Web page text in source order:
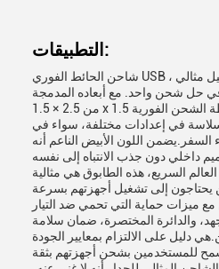
التطبيقات:
شاحن الحائط الفوري USB ، يزن 2.4 أوقية فقط ، هو تمثيل مثالي
حل شحن واحد. مع أبعاده المدمجة
من 2.5 × 1.5 x 1.5 بوصة، فإنه يجسد محطة الشحن الفورية
بسلاسة في إعدادات مختلفة، سواء في
السفر.يضمن اللون الأبيض الناعم أنه
السريع، هذه الطابوق هي مثالية
يحتاجون إلى تشغيل أجهزتهم بسرعة
ميزات حماية التي تحمي ضد التيار
والدائرة المختصرة، ضمان سلامة
على الالتزام بمعايير الجودة